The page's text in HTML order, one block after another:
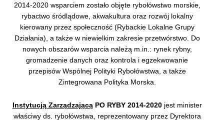
2014-2020 wsparciem zostało objęte rybołówstwo morskie,
rybactwo śródlądowe, akwakultura oraz rozwój lokalny
kierowany przez społeczność (Rybackie Lokalne Grupy
Działania), a także w niewielkim zakresie przetwórstwo. Do
nowych obszarów wsparcia należą m.in.: rynek rybny,
gromadzenie danych oraz kontrola i egzekwowanie
przepisów Wspólnej Polityki Rybołówstwa, a także
Zintegrowana Polityka Morska.
Instytucją ZarządzającąPO RYBY 2014-2020jest minister
właściwy ds. rybołówstwa, reprezentowany przez Dyrektora